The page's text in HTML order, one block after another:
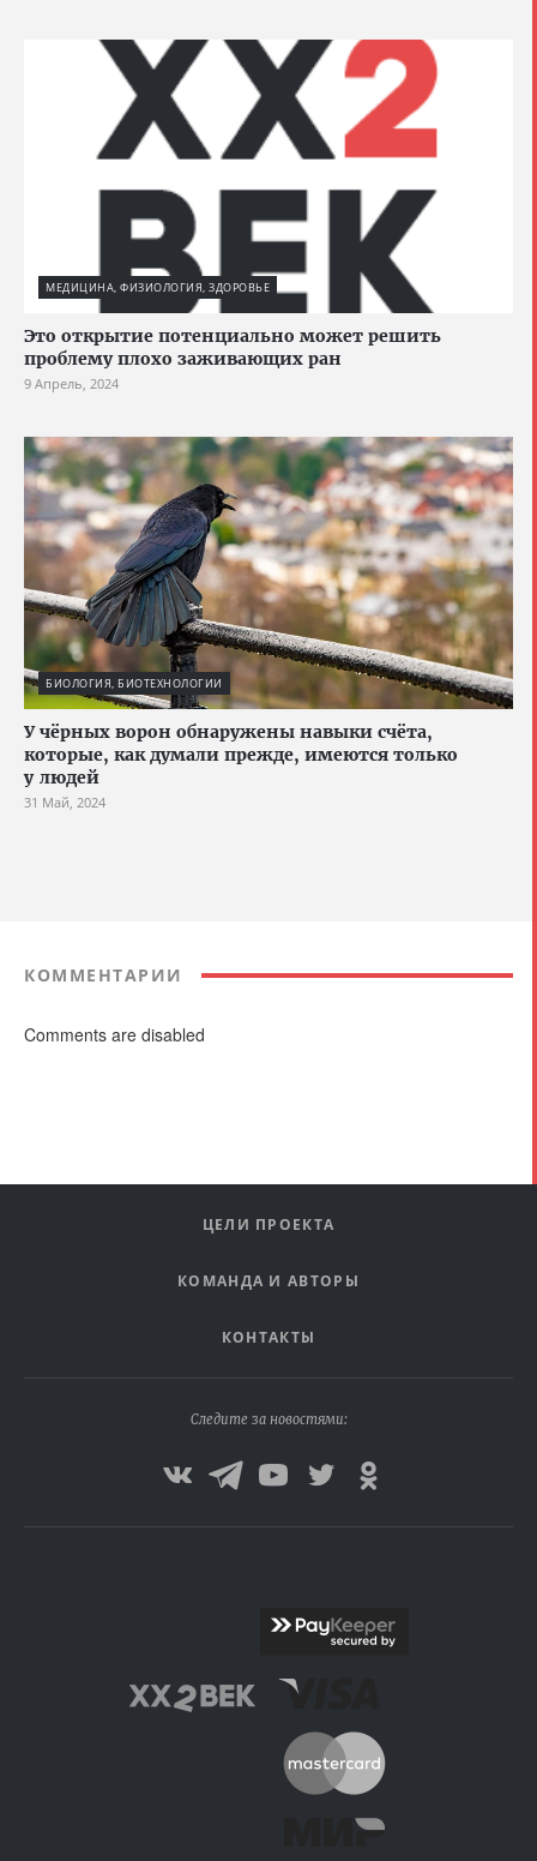
МЕДИЦИНА, ФИЗИОЛОГИЯ, ЗДОРОВЬЕ
Это открытие потенциально может решить
проблему плохо заживающих ран
9 Апрель, 2024
БИОЛОГИЯ, БИОТЕХНОЛОГИИ
У чёрных ворон обнаружены навыки счёта,
которые, как думали прежде, имеются только
у людей
31 Май, 2024
КОММЕНТАРИИ
Comments are disabled
ЦЕЛИ ПРОЕКТА
КОМАНДА И АВТОРЫ
КОНТАКТЫ
Следите за новостями: